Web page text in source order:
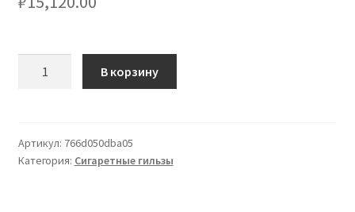
Extra
10.000
В корзину
Артикул: 766d050dba05
Категория: Сигаретные гильзы